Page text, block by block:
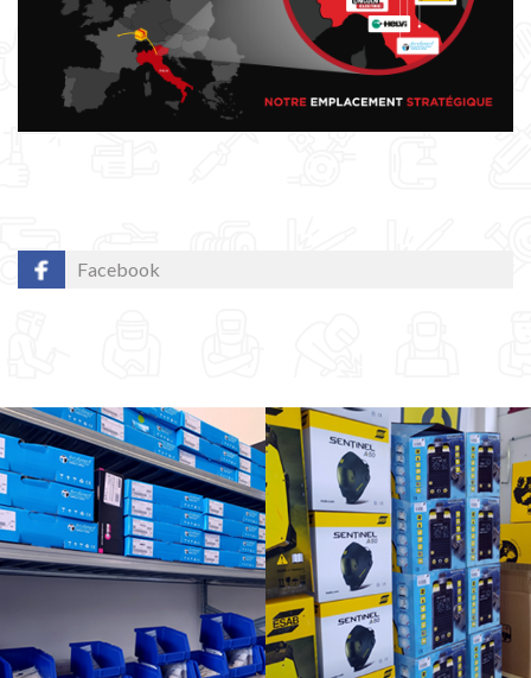
Facebook